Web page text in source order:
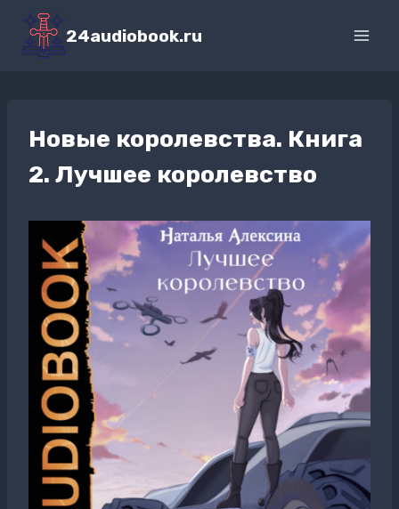
Перейти
содержимому
24audiobook.ru
Новые королевства. Книга
2. Лучшее королевство